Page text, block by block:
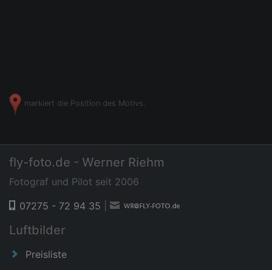
markiert die Position des Motivs.
fly-foto.de - Werner Riehm
Fotograf und Pilot seit 2006
07275 - 72 94 35
Luftbilder
Preisliste